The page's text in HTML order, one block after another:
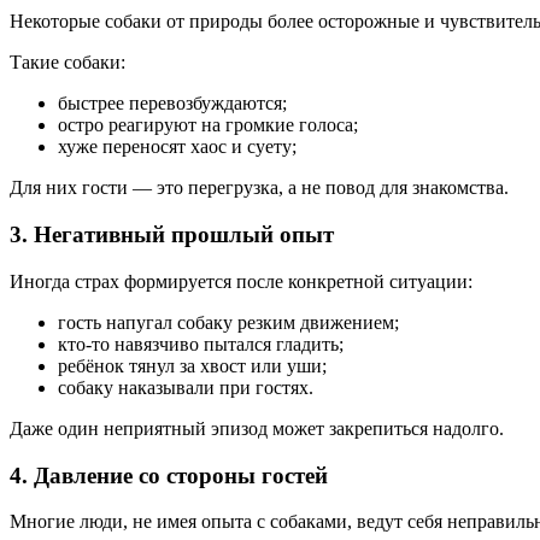
Некоторые собаки от природы более осторожные и
Такие собаки:
быстрее перевозбуждаются;
остро реагируют на громкие голоса;
хуже переносят хаос и суету;
Для них гости — это перегрузка, а не повод для знакомства.
3. Негативный прошлый опыт
Иногда страх формируется после конкретной ситуации:
гость напугал собаку резким движением;
кто-то навязчиво пытался гладить;
ребёнок тянул за хвост или уши;
собаку наказывали при гостях.
Даже один неприятный эпизод может закрепиться надолго.
4. Давление со стороны гостей
Многие люди, не имея опыта с собаками, ведут себя